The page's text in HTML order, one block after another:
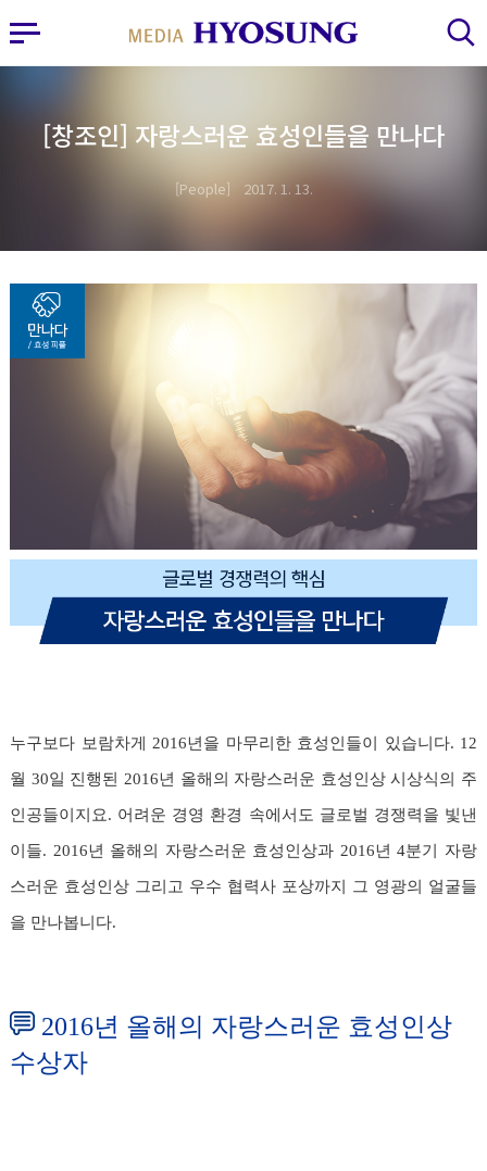
MY FRIEND HYOSUNG
사이드바 열기 검색 레이어 열기
[창조인] 자랑스러운 효성인들을 만나다
People 2017. 1. 13.
누구보다 보람차게 2016년을 마무리한 효성인들이 있습니다. 12
월 30일 진행된 2016년 올해의 자랑스러운 효성인상 시상식의 주
인공들이지요. 어려운 경영 환경 속에서도 글로벌 경쟁력을 빛낸
이들. 2016년 올해의 자랑스러운 효성인상과 2016년 4분기 자랑
스러운 효성인상 그리고 우수 협력사 포상까지 그 영광의 얼굴들
을 만나봅니다.
2016년 올해의 자랑스러운 효성인상
수상자